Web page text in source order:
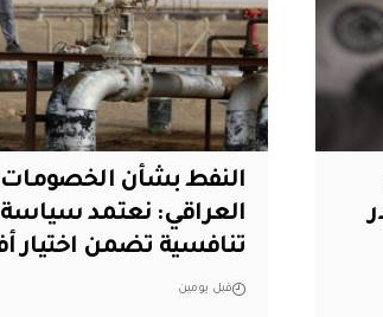
النفط بشأن الخصومات
العراقي: نعتمد
تنافسية تضمن
قبل يومين